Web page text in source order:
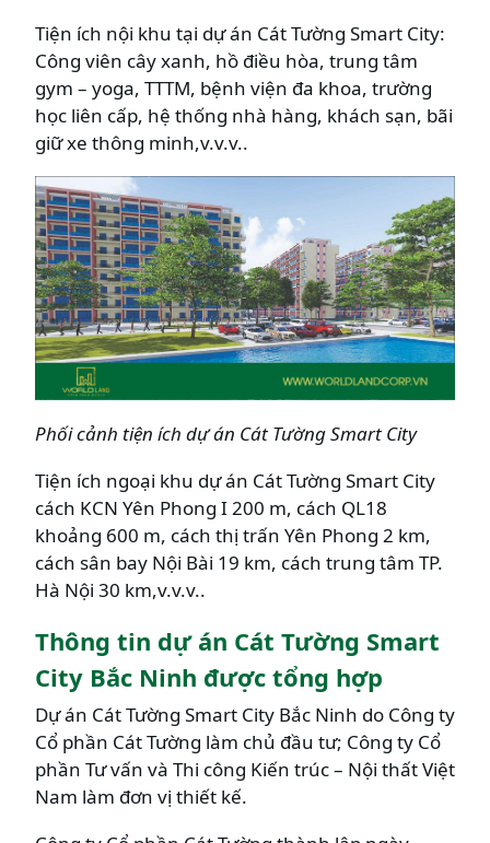
Tiện ích nội khu tại dự án Cát Tường Smart City:
Công viên cây xanh, hồ điều hòa, trung tâm
gym – yoga, TTTM, bệnh viện đa khoa, trường
học liên cấp, hệ thống nhà hàng, khách sạn, bãi
giữ xe thông minh,v.v.v..
Phối cảnh tiện ích dự án Cát Tường Smart City
Tiện ích ngoại khu dự án Cát Tường Smart City
cách KCN Yên Phong I 200 m, cách QL18
khoảng 600 m, cách thị trấn Yên Phong 2 km,
cách sân bay Nội Bài 19 km, cách trung tâm TP.
Hà Nội 30 km,v.v.v..
Thông tin dự án Cát Tường Smart
City Bắc Ninh được tổng hợp
Dự án Cát Tường Smart City Bắc Ninh do Công ty
Cổ phần Cát Tường làm chủ đầu tư; Công ty Cổ
phần Tư vấn và Thi công Kiến trúc – Nội thất Việt
Nam làm đơn vị thiết kế.